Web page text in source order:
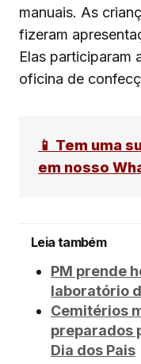
manuais. As
fizeram
Elas participaram
oficina de
📱 Tem uma
em nosso
Leia também
PM prende
laboratório
Cemitérios
preparados
Dia dos Pais